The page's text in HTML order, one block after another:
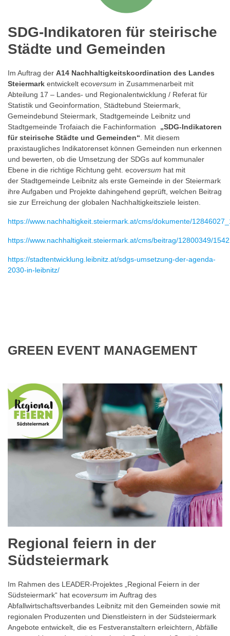
SDG-Indikatoren für steirische
Städte und Gemeinden
Im Auftrag der A14 Nachhaltigkeitskoordination des Landes
Steiermark entwickelt ecoversum in Zusammenarbeit mit
Abteilung 17 – Landes- und Regionalentwicklung / Referat für
Statistik und Geoinformation, Städtebund Steiermark,
Gemeindebund Steiermark, Stadt­gemeinde Leibnitz und
Stadtgemeinde Trofaiach die Fachinformation
„SDG-Indikatoren
für steirische Städte und Gemeinden“. Mit diesem
praxistaugliches Indikatorenset können Gemeinden nun erkennen
und bewerten, ob die Umsetzung der SDGs auf kommunaler
Ebene in die richtige Richtung geht. ecoversum hat mit
der Stadtgemeinde Leibnitz als erste Gemeinde in der Steiermark
ihre Aufgaben und Projekte dahingehend geprüft, welchen Beitrag
sie zur Erreichung der globalen Nachhaltigkeitsziele leisten.
https://www.nachhaltigkeit.steiermark.at/cms/dokumente/
https://www.nachhaltigkeit.steiermark.at/cms/beitrag/12800349/
https://stadtentwicklung.leibnitz.at/sdgs-umsetzung-der-agenda-
2030-in-leibnitz/
GREEN EVENT MANAGEMENT
Regional feiern in der
Südsteiermark
Im Rahmen des LEADER-Projektes „Regional Feiern in der
Südsteiermark“ hat ecoversum im Auftrag des
Abfallwirtschaftsverbandes Leibnitz mit den Gemeinden sowie mit
regionalen Produzenten und Dienstleistern in der Südsteiermark
Angebote entwickelt, die es Festveranstaltern erleichtern, Abfälle